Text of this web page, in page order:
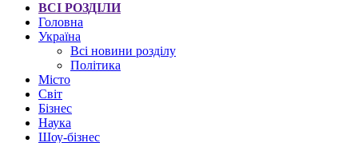
ВСІ РОЗДІЛИ
Головна
Україна
Всі новини розділу
Політика
Місто
Світ
Бізнес
Наука
Шоу-бізнес